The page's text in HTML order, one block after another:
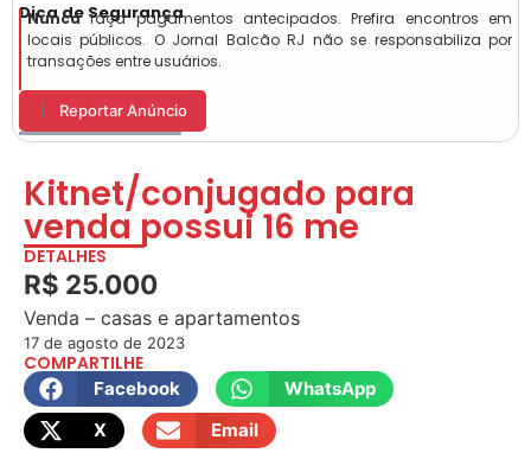
Dica de Segurança
Nuncafaça pagamentos antecipados. Prefira encontros em
locais públicos. O Jornal Balcão RJ não se responsabiliza por
transações entre usuários.
Reportar Anúncio
Kitnet/conjugado para
venda possui 16 me
DETALHES
R$ 25.000
Venda – casas e apartamentos
17 de agosto de 2023
COMPARTILHE
Facebook
WhatsApp
X
Email